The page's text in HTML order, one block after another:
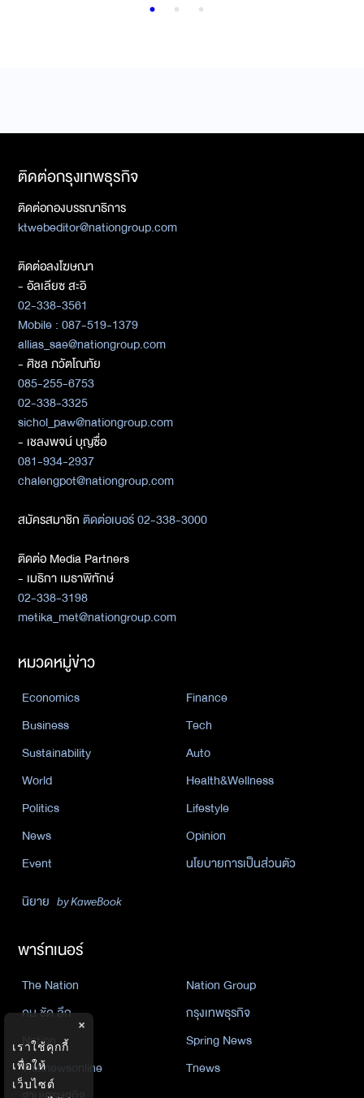
ติดต่อกรุงเทพธุรกิจ
ติดต่อกองบรรณาธิการ
ktwebeditor@nationgroup.com
ติดต่อลงโฆษณา
- อัลเลียซ สะอิ
02-338-3561
Mobile : 087-519-1379
allias_sae@nationgroup.com
- ศิชล ภวัตโณทัย
085-255-6753
02-338-3325
sichol_paw@nationgroup.com
- เชลงพจน์ บุญซื่อ
081-934-2937
chalengpot@nationgroup.com
สมัครสมาชิกติดต่อเบอร์ 02-338-3000
ติดต่อ Media Partners
- เมธิกา เมธาพิทักษ์
02-338-3198
metika_met@nationgroup.com
หมวดหมู่ข่าว
Economics
Finance
Business
Tech
Sustainability
Auto
World
Health&Wellness
Politics
Lifestyle
News
Opinion
Event
นโยบายการเป็นส่วนตัว
นิยาย by KaweBook
พาร์ทเนอร์
The Nation
Nation Group
คม ชัด ลึก
กรุงเทพธุรกิจ
Nation
Spring News
Thainewsonline
Tnews
×
เราใช้คุกกี้
เพื่อให้
เว็บไซต์